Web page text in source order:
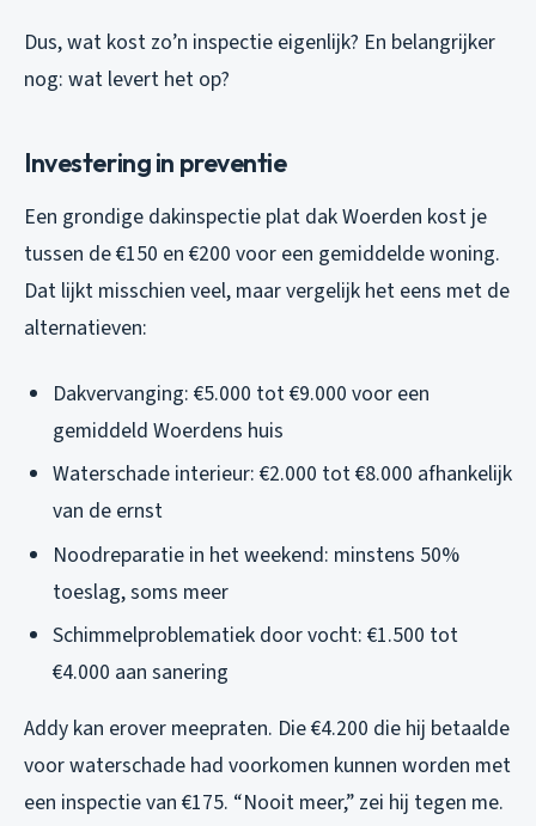
Dus, wat kost zo’n inspectie eigenlijk? En belangrijker
nog: wat levert het op?
Investering in preventie
Een grondige dakinspectie plat dak Woerden kost je
tussen de €150 en €200 voor een gemiddelde woning.
Dat lijkt misschien veel, maar vergelijk het eens met de
alternatieven:
Dakvervanging: €5.000 tot €9.000 voor een
gemiddeld Woerdens huis
Waterschade interieur: €2.000 tot €8.000 afhankelijk
van de ernst
Noodreparatie in het weekend: minstens 50%
toeslag, soms meer
Schimmelproblematiek door vocht: €1.500 tot
€4.000 aan sanering
Addy kan erover meepraten. Die €4.200 die hij betaalde
voor waterschade had voorkomen kunnen worden met
een inspectie van €175. “Nooit meer,” zei hij tegen me.